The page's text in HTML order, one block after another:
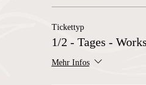
Tickettyp
1/2 - Tages -
Mehr Infos